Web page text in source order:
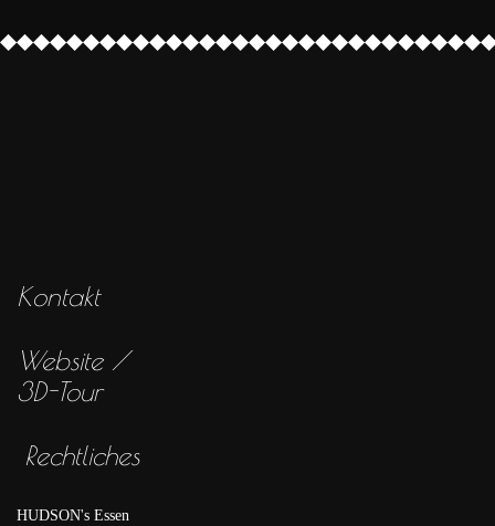
Kontakt
Website /
3D-Tour
Rechtliches
HUDSON's Essen